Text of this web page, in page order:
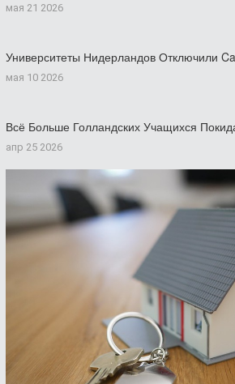
мая 21 2026
Университеты Нидерландов Отключили
мая 10 2026
Всё Больше Голландских Учащихся
апр 25 2026